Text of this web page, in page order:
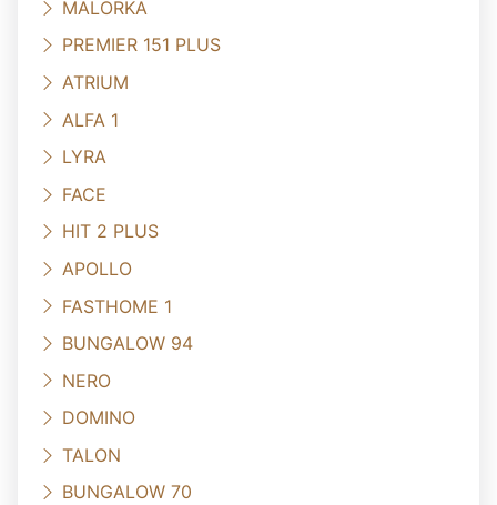
MALORKA
PREMIER 151 PLUS
ATRIUM
ALFA 1
LYRA
FACE
HIT 2 PLUS
APOLLO
FASTHOME 1
BUNGALOW 94
NERO
DOMINO
TALON
BUNGALOW 70